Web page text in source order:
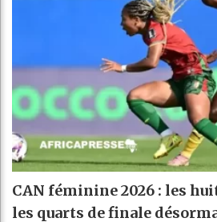
CAN féminine 2026 : les
les quarts de finale